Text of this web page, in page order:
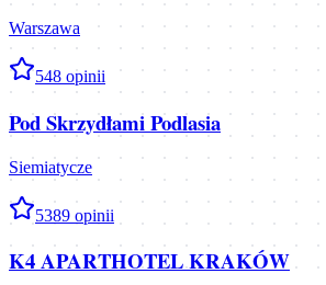
Warszawa
548 opinii
Pod Skrzydłami Podlasia
Siemiatycze
5389 opinii
K4 APARTHOTEL KRAKÓW